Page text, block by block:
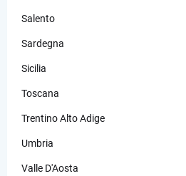
Salento
Sardegna
Sicilia
Toscana
Trentino Alto Adige
Umbria
Valle D'Aosta